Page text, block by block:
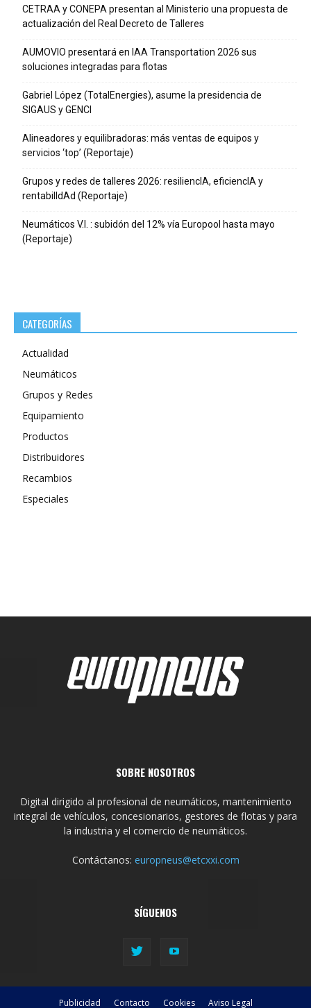
CETRAA y CONEPA presentan al Ministerio una propuesta de
actualización del Real Decreto de Talleres
AUMOVIO presentará en IAA Transportation 2026 sus
soluciones integradas para flotas
Gabriel López (TotalEnergies), asume la presidencia de
SIGAUS y GENCI
Alineadores y equilibradoras: más ventas de equipos y
servicios ‘top’ (Reportaje)
Grupos y redes de talleres 2026: resiliencIA, eficiencIA y
rentabilIdAd (Reportaje)
Neumáticos V.I. : subidón del 12% vía Europool hasta mayo
(Reportaje)
CATEGORÍAS
Actualidad
Neumáticos
Grupos y Redes
Equipamiento
Productos
Distribuidores
Recambios
Especiales
SOBRE NOSOTROS
Digital dirigido al profesional de neumáticos, mantenimiento
integral de vehículos, concesionarios, gestores de flotas y para
la industria y el comercio de neumáticos.
Contáctanos: europneus@etcxxi.com
SÍGUENOS
Publicidad Contacto Cookies Aviso Legal